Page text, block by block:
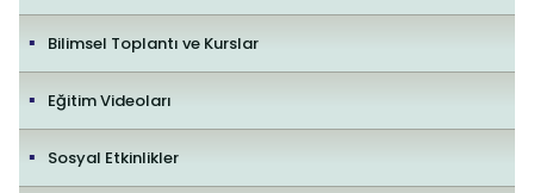
Bilimsel Toplantı ve Kurslar
Eğitim Videoları
Sosyal Etkinlikler